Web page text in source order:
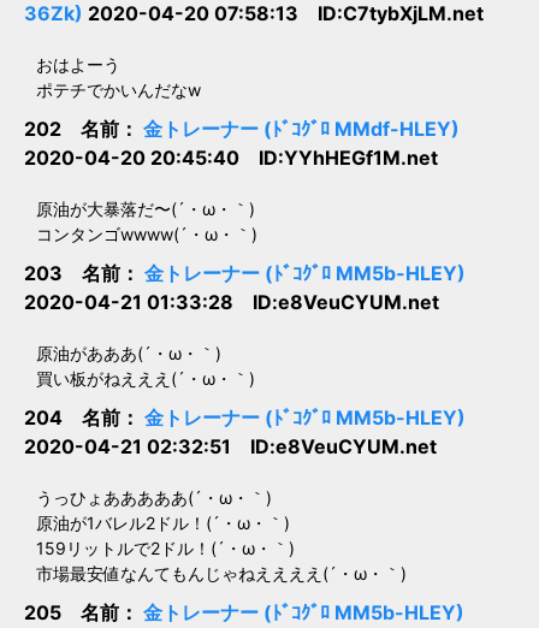
36Zk) 2020-04-20 07:58:13 ID:C7tybXjLM.net
おはよーう
ポテチでかいんだなw
202 名前： 金トレーナー (ﾄﾞｺｸﾞﾛ MMdf-HLEY)
2020-04-20 20:45:40 ID:YYhHEGf1M.net
原油が大暴落だ〜(´・ω・｀)
コンタンゴwwww(´・ω・｀)
203 名前： 金トレーナー (ﾄﾞｺｸﾞﾛ MM5b-HLEY)
2020-04-21 01:33:28 ID:e8VeuCYUM.net
原油があああ(´・ω・｀)
買い板がねえええ(´・ω・｀)
204 名前： 金トレーナー (ﾄﾞｺｸﾞﾛ MM5b-HLEY)
2020-04-21 02:32:51 ID:e8VeuCYUM.net
うっひょあああああ(´・ω・｀)
原油が1バレル2ドル！(´・ω・｀)
159リットルで2ドル！(´・ω・｀)
市場最安値なんてもんじゃねええええ(´・ω・｀)
205 名前： 金トレーナー (ﾄﾞｺｸﾞﾛ MM5b-HLEY)